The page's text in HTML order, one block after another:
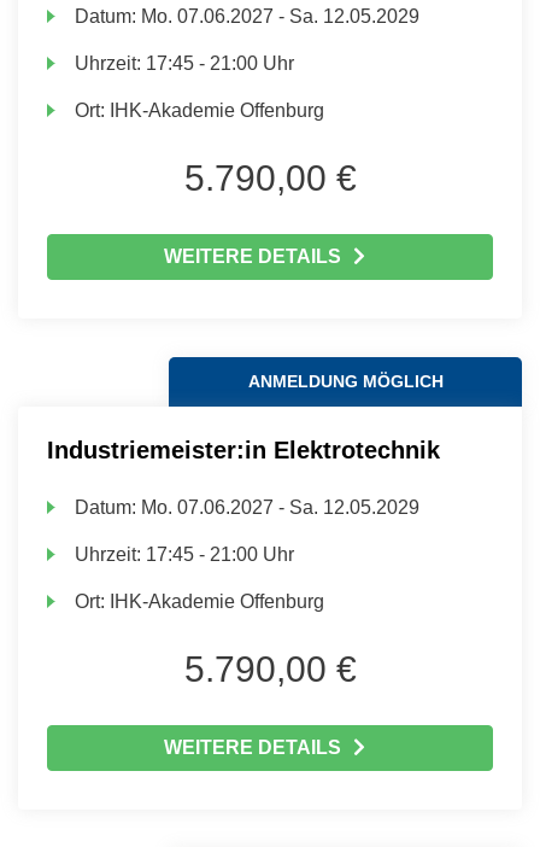
Datum: Mo. 07.06.2027 - Sa. 12.05.2029
Uhrzeit: 17:45 - 21:00 Uhr
Ort: IHK-Akademie Offenburg
5.790,00 €
WEITERE DETAILS
ANMELDUNG MÖGLICH
Industriemeister:in Elektrotechnik
Datum: Mo. 07.06.2027 - Sa. 12.05.2029
Uhrzeit: 17:45 - 21:00 Uhr
Ort: IHK-Akademie Offenburg
5.790,00 €
WEITERE DETAILS